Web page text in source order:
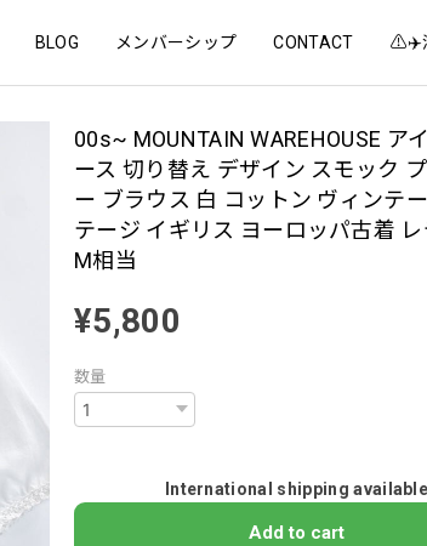
BLOG メンバーシップ CONTACT ⚠️✈️
00s~ MOUNTAIN WAREHOUSE ア
ース 切り替え デザイン スモック
ー ブラウス 白 コットン ヴィンテ
テージ イギリス ヨーロッパ古着 レ
M相当
¥5,800
数量
International shipping available
Add to cart